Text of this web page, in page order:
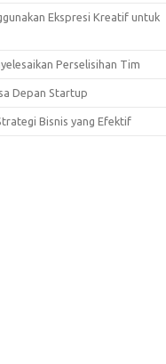
Ekspresi Kreatif untuk
Perselisihan Tim
Depan Startup
Bisnis yang Efektif